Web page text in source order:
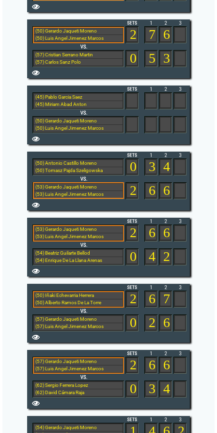
(50) Gerardo Jaqueti Moreno
(50) Luis Angel Jimenez Marcos
(57) Cristian Serrano Martin
(57) Carlos Sanz Polo
2
0
7 6
5 3
(45) Pablo Garcia Saez
(45) Miriam Abad Anton
(50) Gerardo Jaqueti Moreno
(50) Luis Angel Jimenez Marcos
(50) Antonio Castillo Moreno
(50) Tomasz Pajda Szeligowska
(53) Gerardo Jaqueti Moreno
(53) Luis Angel Jimenez Marcos
0
2
3 4
6 6
(53) Gerardo Jaqueti Moreno
(53) Luis Angel Jimenez Marcos
(54) Beatriz Guilarte Bellod
(54) Enrique De La Llana Arenas
2
0
6 6
4 2
(50) Iñaki Echevarria Herrera
(50) Alberto Ramos De La Torre
(57) Gerardo Jaqueti Moreno
(57) Luis Angel Jimenez Marcos
2
0
6 7
2 6
(57) Gerardo Jaqueti Moreno
(57) Luis Angel Jimenez Marcos
(62) Sergio Ferrera Lopez
(62) David Cámara Raja
2
0
6 6
3 4
(54) Gerardo Jaqueti Moreno